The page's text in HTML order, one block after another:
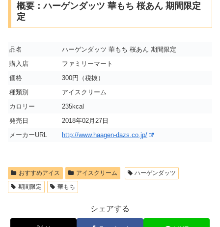
概要：ハーゲンダッツ 華もち 桜あん 期間限定
定
品名
ハーゲンダッツ 華もち 桜あん 期間限定
購入店
ファミリーマート
価格
300円（税抜）
種類別
アイスクリーム
カロリー
235kcal
発売日
2018年02月27日
メーカーURL
http://www.haagen-dazs.co.jp/
おすすめアイス アイスクリーム
ハーゲンダッツ
期間限定
華もち
シェアする